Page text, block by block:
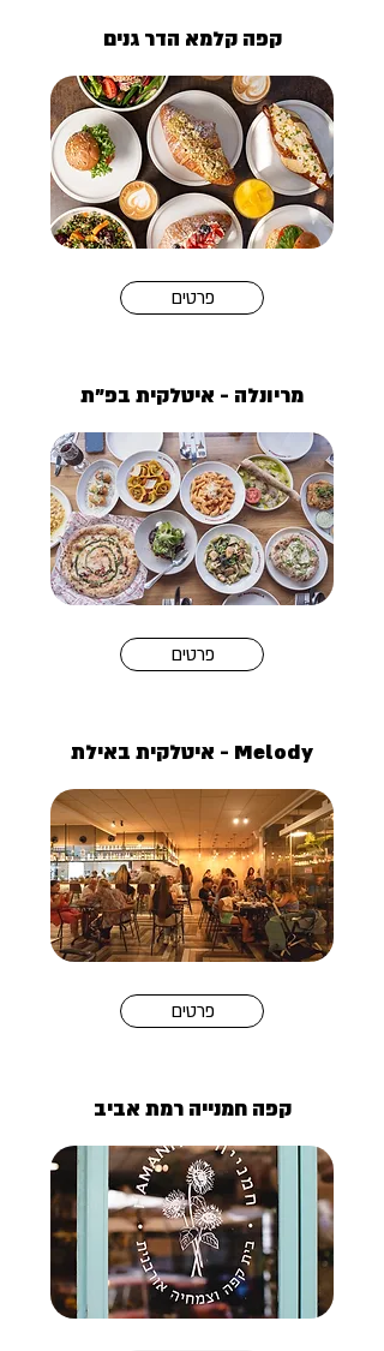
קפה קלמא הדר גנים
פרטים
מריונלה - איטלקית בפ״ת
פרטים
Melody - איטלקית באילת
פרטים
קפה חמנייה רמת אביב